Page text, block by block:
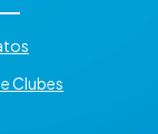
Clubes